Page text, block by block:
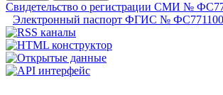
Свидетельство о регистрации СМИ №
Электронный паспорт ФГИС №